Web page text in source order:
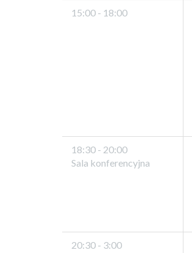
15:00 - 18:00
18:30 - 20:00
Sala konferencyjna
20:30 - 3:00